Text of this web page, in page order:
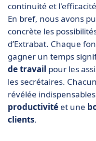
continuité et
En bref, nous avons
concrète les
d’Extrabat. Chaque
gagner un temps
de travail pour les
les secrétaires.
révélée
productivité et une
clients.